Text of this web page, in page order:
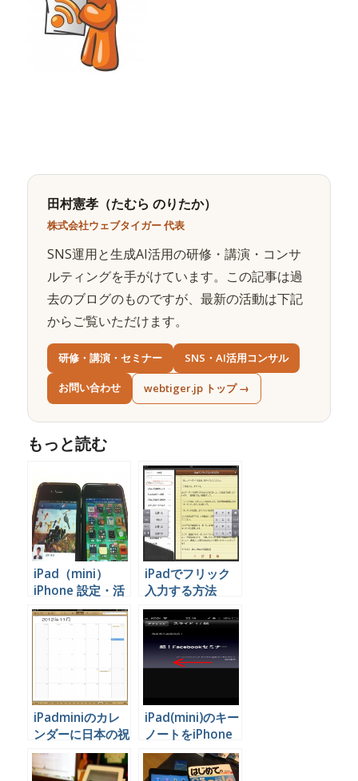
田村憲孝（たむら のりたか）
株式会社ウェブタイガー 代表
SNS運用と生成AI活用の研修・講演・コンサ
ルティングを手がけています。この記事は過
去のブログのものですが、最新の活動は下記
からご覧いただけます。
研修・講演・セミナー SNS・AI活用コンサル
お問い合わせ webtiger.jp トップ →
もっと読む
iPad（mini）
iPhone 設定・活
用方法まとめ
iPadでフリック
入力する方法
iPadminiのカレ
ンダーに日本の祝
日を表示させる方
法
iPad(mini)のキー
ノートをiPhone
で操作する方法